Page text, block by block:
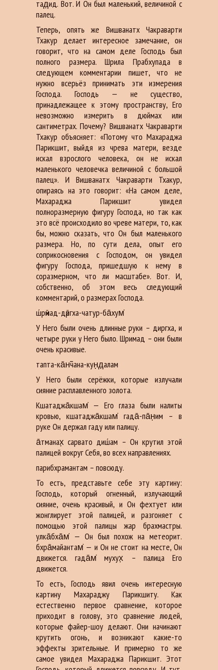
тад̣ид. Вот. И Он был маленький, величиной с
палец.
Теперь, опять же Вишванатх Чакраварти
Тхакур делает интересное замечание, он
говорит, что на самом деле Господь был
полного размера. Шрила Прабхупада в
следующем комментарии пишет, что не
нужно всерьёз принимать эти измерения
Господа. Господь — не существо,
принадлежащее к этому пространству, Его
невозможно измерить в дюймах или
сантиметрах. Почему? Вишванатх Чакраварти
Тхакур объясняет: «Потому что Махараджа
Парикшит, выйдя из чрева матери, везде
искал взрослого человека, он не искал
маленького человечка величиной с большой
палец». И Вишванатх Чакраварти Тхакур,
опираясь на это говорит: «На самом деле,
Махараджа Парикшит увидел
полноразмерную фигуру Господа, но так как
это всё происходило во чреве матери, то, как
бы, можно сказать, что Он был маленького
размера. Но, по сути дела, опыт его
соприкосновения с Господом, он увидел
фигуру Господа, пришедшую к нему в
соразмерном, что ли масштабе». Вот. И,
собственно, об этом весь следующий
комментарий, о размерах Господа.
ш́рӣмад-дӣргха-чатур-ба̄хум̇
У Него были очень длинные руки – диргха, и
четыре руки у Него было. Шримад – они были
очень красивые.
тапта-ка̄н̃чана-кун̣д̣алам
У Него были серёжки, которые излучали
сияние расплавленного золота.
Кшатаджа̄кшам̇ — Его глаза были налиты
кровью, кшатаджа̄кшам̇ гада̄-па̄н̣им – в
руке Он держал гаду или палицу.
а̄тманах̣ сарвато диш́ам – Он крутил этой
палицей вокруг Себя, во всех направлениях.
парибхрамантам – повсюду.
То есть, представьте себе эту картину:
Господь, который огненный, излучающий
сияние, очень красивый, и Он фехтует или
жонглирует этой палицей, и разгоняет с
помощью этой палицы жар брахмастры.
улка̄бха̄м̇ — Он был похож на метеорит.
бхра̄майантам̇ — и Он не стоит на месте, Он
движется. гада̄м̇ мухух̣ – палица Его
движется.
То есть, Господь явил очень интересную
картину Махараджу Парикшиту. Как
естественно первое сравнение, которое
приходит в голову, это сравнение людей,
которые файер-шоу делают. Они начинают
крутить огонь, и возникают какие-то
эффекты зрительные. И примерно то же
самое увидел Махараджа Парикшит. Этот